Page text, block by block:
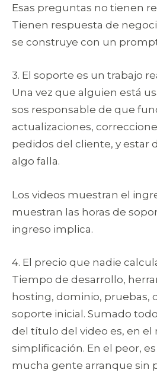
Esas preguntas no tienen
Tienen respuesta de
se construye con un
3. El soporte es un trabajo
Una vez que alguien está
sos responsable de que
actualizaciones,
pedidos del cliente, y estar
algo falla.
Los videos muestran el
muestran las horas de
ingreso implica.
4. El precio que nadie
Tiempo de desarrollo,
hosting, dominio, pruebas,
soporte inicial. Sumado
del título del video es, en el
simplificación. En el peor,
mucha gente arranque sin